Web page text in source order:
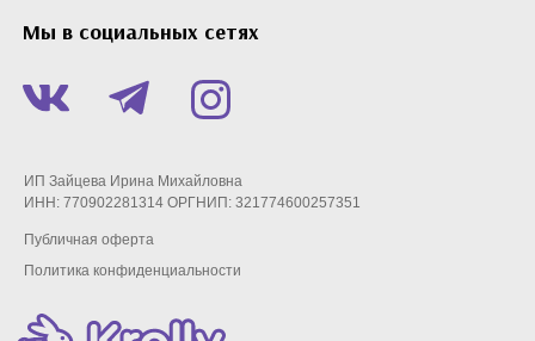
ИП Зайцева Ирина Михайловна
ИНН: 770902281314 ОРГНИП: 321774600257351
Публичная оферта
Мы в социальных сетях
Политика конфиденциальности